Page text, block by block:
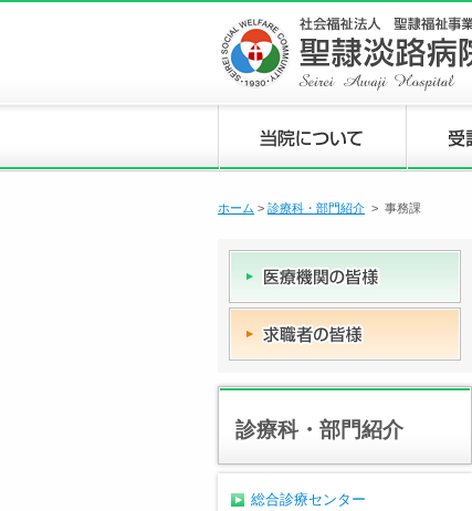
ホーム > 診療科・部門紹介 > 事務課
診療科・部門紹介
総合診療センター